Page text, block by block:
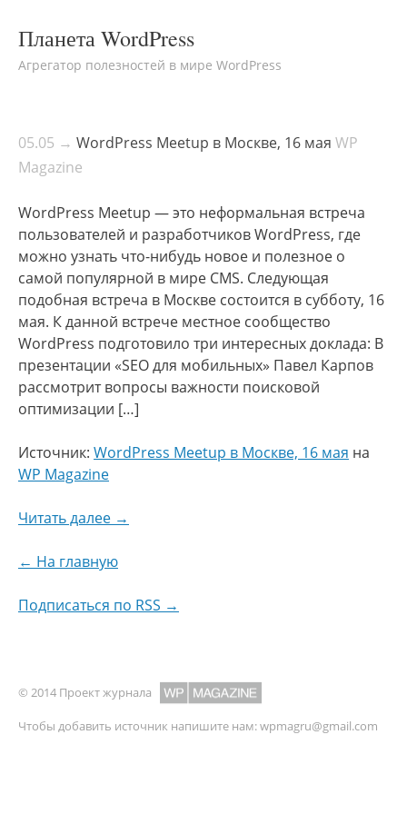
Планета WordPress
Агрегатор полезностей в мире WordPress
05.05 → WordPress Meetup в Москве, 16 мая WP
Magazine
WordPress Meetup — это неформальная встреча
пользователей и разработчиков WordPress, где
можно узнать что-нибудь новое и полезное о
самой популярной в мире CMS. Следующая
подобная встреча в Москве состоится в субботу, 16
мая. К данной встрече местное сообщество
WordPress подготовило три интересных доклада: В
презентации «SEO для мобильных» Павел Карпов
рассмотрит вопросы важности поисковой
оптимизации […]
Источник: WordPress Meetup в Москве, 16 мая на
WP Magazine
Читать далее →
← На главную
Подписаться по RSS →
© 2014 Проект журнала
Чтобы добавить источник напишите нам:wpmagru@gmail.com